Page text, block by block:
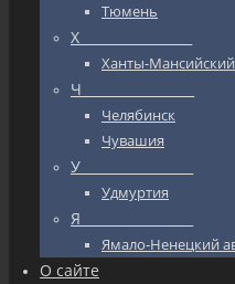
Тюмень
Х_________________
Ханты-
Ч_________________
Челябинск
Чувашия
У_________________
Удмуртия
Я_________________
Ямало-Ненецкий
О сайте